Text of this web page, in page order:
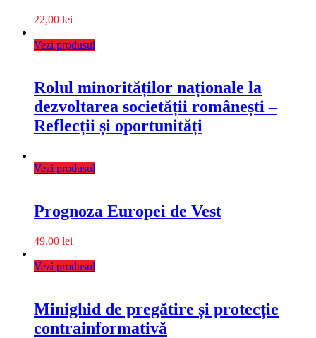
22,00 lei
Vezi produsul
Rolul minorităților naționale la
dezvoltarea societății românești –
Reflecții și oportunități
Vezi produsul
Prognoza Europei de Vest
49,00 lei
Vezi produsul
Minighid de pregătire și protecție
contrainformativă